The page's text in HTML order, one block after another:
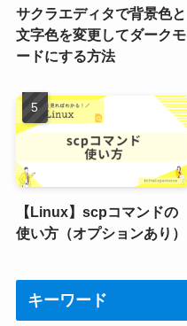
サクラエディタで背景色と
文字色を変更してダークモ
ードにする方法
【Linux】scpコマンドの
使い方（オプションあり）
キーワード